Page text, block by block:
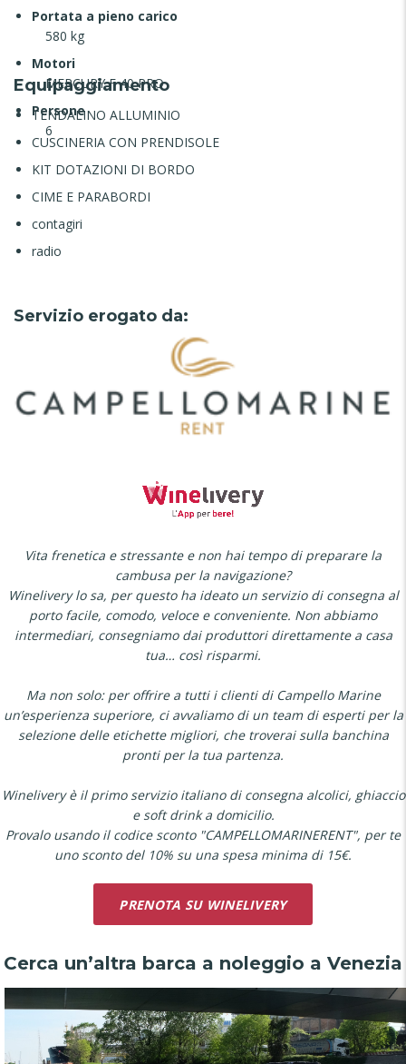
Portata a pieno carico
580 kg
Motori
MERCURY F 40 PRO
Persone
6
Equipaggiamento
TENDALINO ALLUMINIO
CUSCINERIA CON PRENDISOLE
KIT DOTAZIONI DI BORDO
CIME E PARABORDI
contagiri
radio
Servizio erogato da:
Vita frenetica e stressante e non hai tempo di preparare la
cambusa per la navigazione?
Winelivery lo sa, per questo ha ideato un servizio di consegna al
porto facile, comodo, veloce e conveniente. Non abbiamo
intermediari, consegniamo dai produttori direttamente a casa
tua… così risparmi.
Ma non solo: per offrire a tutti i clienti di Campello Marine
un’esperienza superiore, ci avvaliamo di un team di esperti per la
selezione delle etichette migliori, che troverai sulla banchina
pronti per la tua partenza.
Winelivery è il primo servizio italiano di consegna alcolici, ghiaccio
e soft drink a domicilio.
Provalo usando il codice sconto "CAMPELLOMARINERENT", per te
uno sconto del 10% su una spesa minima di 15€.
PRENOTA SU WINELIVERY
Cerca un’altra barca a noleggio a Venezia